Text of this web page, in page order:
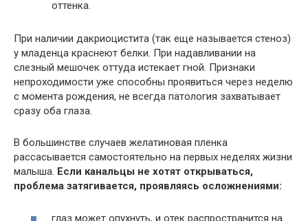
оттенка.
При наличии дакриоцистита (так еще называется стеноз)
у младенца краснеют белки. При надавливании на
слезный мешочек оттуда истекает гной. Признаки
непроходимости уже способны проявиться через неделю
с момента рождения, не всегда патология захватывает
сразу оба глаза.
В большинстве случаев желатиновая пленка
рассасывается самостоятельно на первых неделях жизни
малыша. Если канальцы не хотят открываться,
проблема затягивается, проявляясь осложнениями:
глаз может опухнуть, и отек распространится на